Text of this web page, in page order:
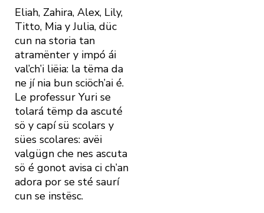
Eliah, Zahira, Alex, Lily,
Titto, Mia y Julia, düc
cun na storia tan
atramënter y impó ái
val’ch’i liëia: la tëma da
ne jí nia bun sciöch’ai é.
Le professur Yuri se
tolará tëmp da ascuté
sö y capí sü scolars y
sües scolares: avëi
valgügn che nes ascuta
sö é gonot avisa ci ch’an
adora por se sté saurí
cun se instësc.